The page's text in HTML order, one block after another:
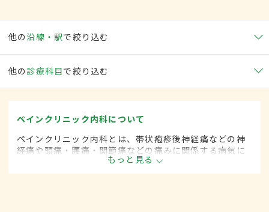
他の沿線・駅で絞り込む
他の 診療科目で絞り込む
ペインクリニック内科について
ペインクリニック内科とは、帯状疱疹後神経痛などの神
経痛や頭痛・腰痛・関節痛などの痛みに関係する病気に
対して、麻酔を用いた治療法などを用いて治療する内科
の一領域です。平成20年4月の制度改正前は、ペインク
もっと見る